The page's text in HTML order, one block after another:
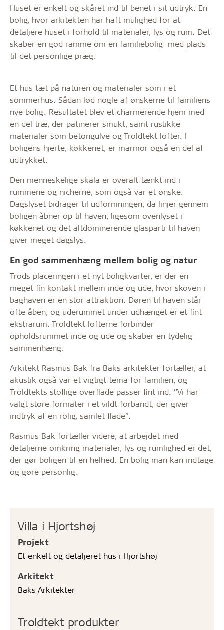
Villa i Hjortshøj
Projekt
Et enkelt og detaljeret hus i Hjortshøj
Arkitekt
Baks Arkitekter
Troldtekt produkter
Huset er enkelt og skåret ind til benet i sit udtryk. En
bolig, hvor arkitekten har haft mulighed for at
detaljere huset i forhold til materialer, lys og rum. Det
skaber en god ramme om en familiebolig med plads
til det personlige præg.
Et hus tæt på naturen og materialer som i et
sommerhus. Sådan lød nogle af ønskerne til familiens
nye bolig. Resultatet blev et charmerende hjem med
en del træ, der patinerer smukt, samt rustikke
materialer som betongulve og Troldtekt lofter. I
boligens hjerte, køkkenet, er marmor også en del af
udtrykket.
Den menneskelige skala er overalt tænkt ind i
rummene og nicherne, som også var et ønske.
Dagslyset bidrager til udformningen, da linjer gennem
boligen åbner op til haven, ligesom ovenlyset i
køkkenet og det altdominerende glasparti til haven
giver meget dagslys.
En god sammenhæng mellem bolig og natur
Trods placeringen i et nyt boligkvarter, er der en
meget fin kontakt mellem inde og ude, hvor skoven i
baghaven er en stor attraktion. Døren til haven står
ofte åben, og uderummet under udhænget er et fint
ekstrarum. Troldtekt lofterne forbinder
opholdsrummet inde og ude og skaber en tydelig
sammenhæng.
Arkitekt Rasmus Bak fra Baks arkitekter fortæller, at
akustik også var et vigtigt tema for familien, og
Troldtekts stoflige overflade passer fint ind. ”Vi har
valgt store formater i et vildt forbandt, der giver
indtryk af en rolig, samlet flade”.
Rasmus Bak fortæller videre, at arbejdet med
detaljerne omkring materialer, lys og rumlighed er det,
der gør boligen til en helhed. En bolig man kan indtage
og gøre personlig.